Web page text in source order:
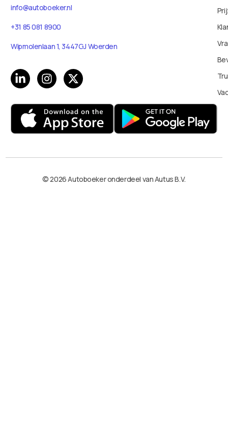
info@autoboeker.nl
+31 85 081 8900
Wipmolenlaan 1, 3447GJ Woerden
© 2026 Autoboeker onderdeel van Autus B.V.